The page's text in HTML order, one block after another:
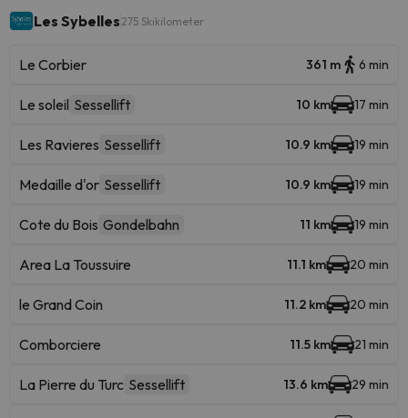
Les Sybelles 275 Skikilometer
Le Corbier 361 m 6 min
Le soleil Sessellift 10 km 17 min
Les Ravieres Sessellift 10.9 km 19 min
Medaille d'or Sessellift 10.9 km 19 min
Cote du Bois Gondelbahn 11 km 19 min
Area La Toussuire 11.1 km 20 min
le Grand Coin 11.2 km 20 min
Comborciere 11.5 km 21 min
La Pierre du Turc Sessellift 13.6 km 29 min